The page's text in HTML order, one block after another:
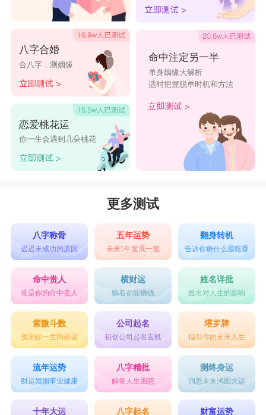
八字合婚
合八字，测姻缘
恋爱桃花运
你一生会遇到几朵桃花
命中注定另一半
单身姻缘大解析
适时把握脱单时机和方法
更多测试
八字称骨
迟迟未成功的原因
五年运势
未来5年发展一览
翻身转机
告诉你赚什么最吃香
命中贵人
谁是你的命中贵人
横财运
躺着都能赚钱
姓名详批
姓名对人生的影响
紫微斗数
预测你一生的命运
公司起名
初创公司起名玄机
塔罗牌
指引你的未来人生
流年运势
财运婚姻事业健康
八字精批
解答人生困惑
测终身运
洞悉未来鸿图大运
十年大运 八字起名 财富运势